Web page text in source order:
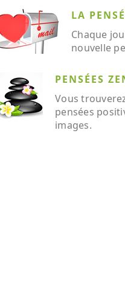
LA
Chaque
nouvelle
PENSÉES
Vous
pensées
images.